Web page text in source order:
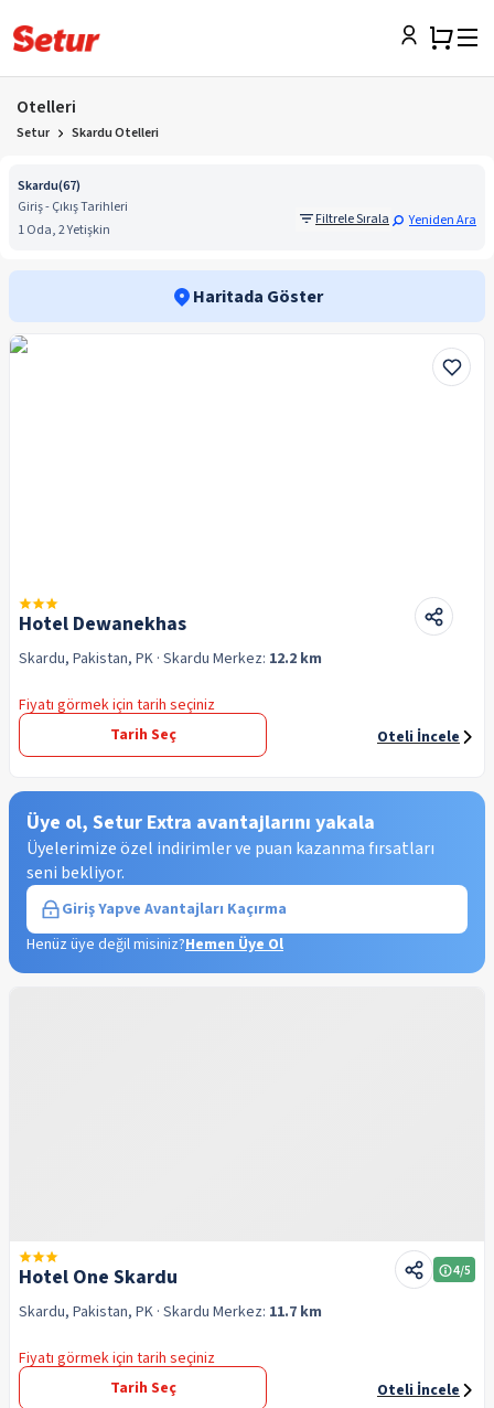
Otelleri
Setur Skardu Otelleri
Skardu(67)
Giriş - Çıkış Tarihleri
1 Oda, 2 Yetişkin
Filtrele Sırala Yeniden Ara
Haritada Göster
Hotel Dewanekhas
Skardu, Pakistan, PK · Skardu Merkez: 12.2 km
Fiyatı görmek için tarih seçiniz
Tarih Seç
Oteli İncele
Üye ol, Setur Extra avantajlarını yakala
Üyelerimize özel indirimler ve puan kazanma fırsatları
seni bekliyor.
Giriş Yapve Avantajları Kaçırma
Henüz üye değil misiniz?Hemen Üye Ol
Hotel One Skardu 4/5
Skardu, Pakistan, PK · Skardu Merkez: 11.7 km
Fiyatı görmek için tarih seçiniz
Tarih Seç
Oteli İncele